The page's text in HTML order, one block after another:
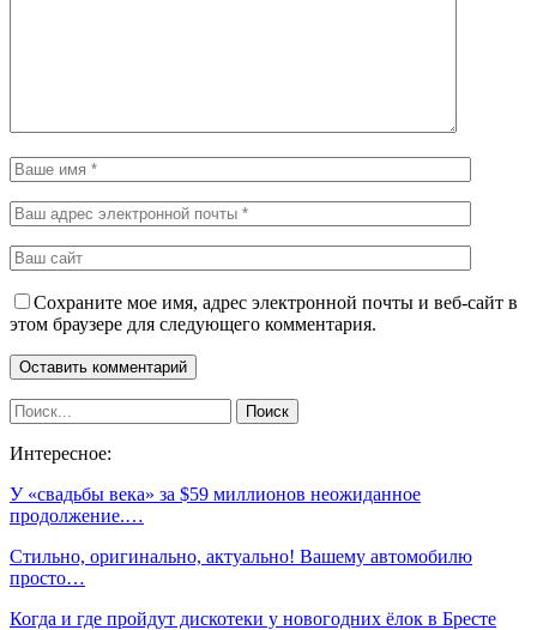
Сохраните мое имя, адрес электронной почты и веб-сайт в
этом браузере для следующего комментария.
Интересное:
У «свадьбы века» за $59 миллионов неожиданное
продолжение.…
Стильно, оригинально, актуально! Вашему автомобилю
просто…
Когда и где пройдут дискотеки у новогодних ёлок в Бресте